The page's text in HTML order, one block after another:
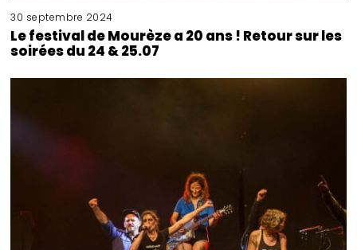
30 septembre 2024
Le festival de Mourèze a 20 ans ! Retour sur les
soirées du 24 & 25.07